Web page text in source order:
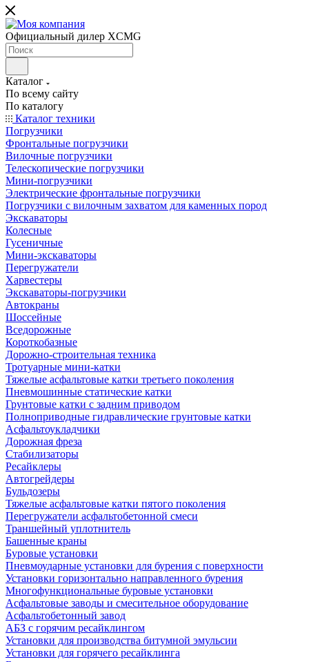
Официальный дилер XCMG
Каталог
По всему сайту
По каталогу
Каталог техники
Погрузчики
Фронтальные погрузчики
Вилочные погрузчики
Телескопические погрузчики
Мини-погрузчики
Электрические фронтальные погрузчики
Погрузчики с вилочным захватом для каменных пород
Экскаваторы
Колесные
Гусеничные
Мини-экскаваторы
Перегружатели
Харвестеры
Экскаваторы-погрузчики
Автокраны
Шоссейные
Вседорожные
Короткобазные
Дорожно-строительная техника
Тротуарные мини-катки
Тяжелые асфальтовые катки третьего поколения
Пневмошинные статические катки
Грунтовые катки с задним приводом
Полноприводные гидравлические грунтовые катки
Асфальтоукладчики
Дорожная фреза
Стабилизаторы
Ресайклеры
Автогрейдеры
Бульдозеры
Тяжелые асфальтовые катки пятого поколения
Перегружатели асфальтобетонной смеси
Траншейный уплотнитель
Башенные краны
Буровые установки
Пневмоударные установки для бурения с поверхности
Установки горизонтально направленного бурения
Многофункциональные буровые установки
Асфальтовые заводы и смесительное оборудование
Асфальтобетонный завод
АБЗ с горячим ресайклингом
Установки для производства битумной эмульсии
Установки для горячего ресайклинга